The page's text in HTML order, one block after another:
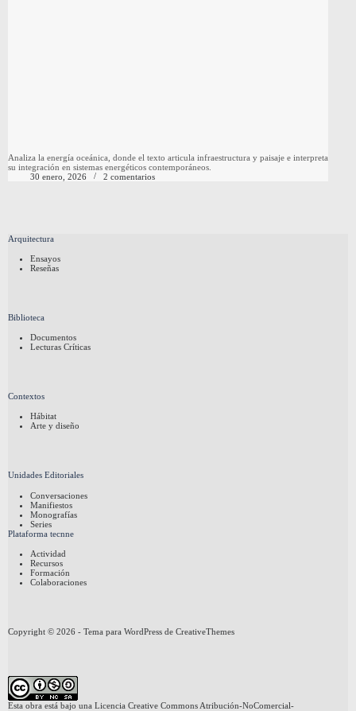
Analiza la energía oceánica, donde el texto articula infraestructura y paisaje e interpreta
su integración en sistemas energéticos contemporáneos.
30 enero, 2026
2 comentarios
Arquitectura
Ensayos
Reseñas
Biblioteca
Documentos
Lecturas Críticas
Contextos
Hábitat
Arte y diseño
Unidades Editoriales
Conversaciones
Manifiestos
Monografías
Series
Plataforma tecnne
Actividad
Recursos
Formación
Colaboraciones
Copyright © 2026 - Tema para WordPress de CreativeThemes
Esta obra está bajo una Licencia Creative Commons Atribución-NoComercial-